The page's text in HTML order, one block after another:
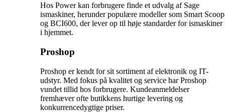
Hos Power kan forbrugere finde et udvalg af Sage
ismaskiner, herunder populære modeller som Smart Scoop
og BCI600, der lever op til høje standarder for ismaskiner
i hjemmet.
Proshop
Proshop er kendt for sit sortiment af elektronik og IT-
udstyr. Med fokus på kvalitet og service har Proshop
vundet tillid hos forbrugere. Kundeanmeldelser
fremhæver ofte butikkens hurtige levering og
konkurrencedygtige priser.